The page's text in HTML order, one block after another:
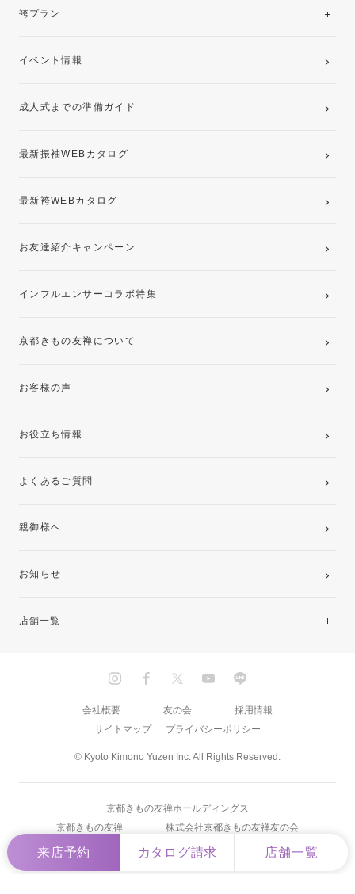
来店予約 カタログ請求 店舗一覧
レンタルプラン
袴プラン
卒業袴レンタルプラン
イベント情報
成人式までの準備ガイド
最新振袖WEBカタログ
最新袴WEBカタログ
お友達紹介キャンペーン
インフルエンサーコラボ特集
京都きもの友禅について
お客様の声
お役立ち情報
よくあるご質問
親御様へ
お知らせ
店舗一覧
九州
© Kyoto Kimono Yuzen Inc. All Rights Reserved.
会社概要 友の会
採用情報
サイトマップ
プライバシーポリシー
京都きもの友禅ホールディングス
京都きもの友禅
株式会社京都きもの友禅友の会